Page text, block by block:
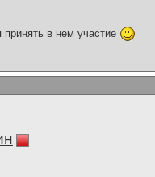
принять в нем участие